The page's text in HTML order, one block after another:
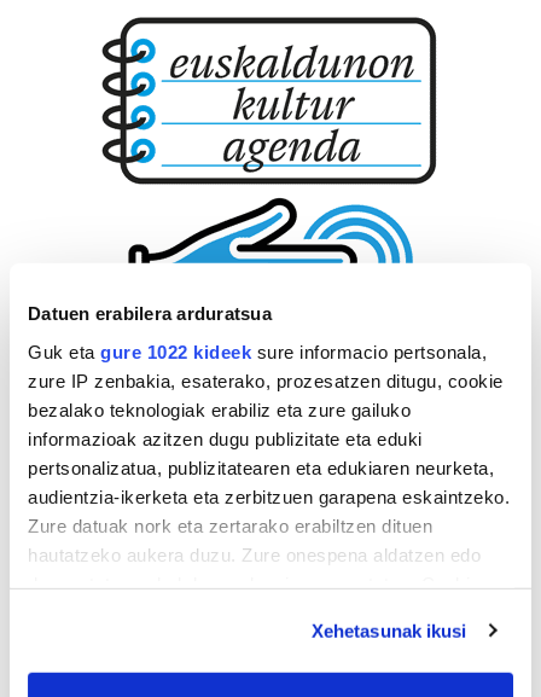
Datuen erabilera arduratsua
Guk eta gure 1022 kideek sure informacio pertsonala,
zure IP zenbakia, esaterako, prozesatzen ditugu, cookie
bezalako teknologiak erabiliz eta zure gailuko
informazioak azitzen dugu publizitate eta eduki
pertsonalizatua, publizitatearen eta edukiaren neurketa,
audientzia-ikerketa eta zerbitzuen garapena eskaintzeko.
Zure datuak nork eta zertarako erabiltzen dituen
hautatzeko aukera duzu. Zure onespena aldatzen edo
If you allow, we would also like to:
Xehetasunak ikusi